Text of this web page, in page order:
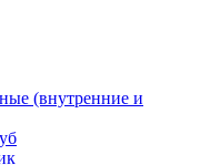
(внутренние и